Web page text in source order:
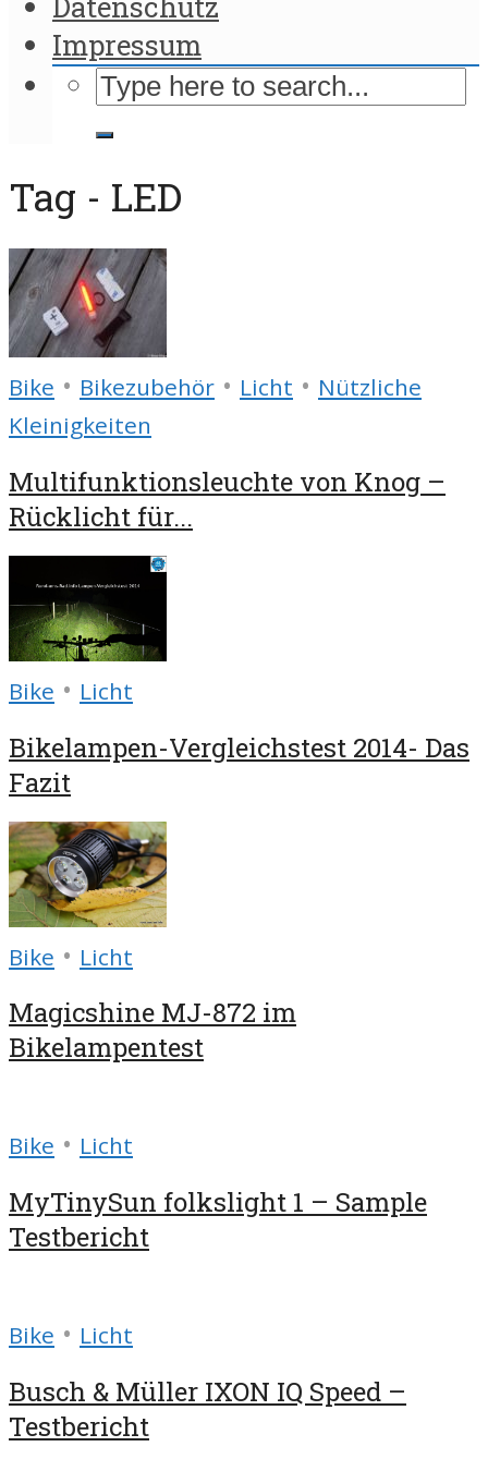
Impressum
Tag - LED
Bike • Bikezubehör • Licht • Nützliche
Kleinigkeiten
Multifunktionsleuchte von Knog –
Rücklicht für...
Bike • Licht
Bikelampen-Vergleichstest 2014- Das
Fazit
Bike • Licht
Magicshine MJ-872 im
Bikelampentest
Bike • Licht
MyTinySun folkslight 1 – Sample
Testbericht
Bike • Licht
Busch & Müller IXON IQ Speed –
Testbericht